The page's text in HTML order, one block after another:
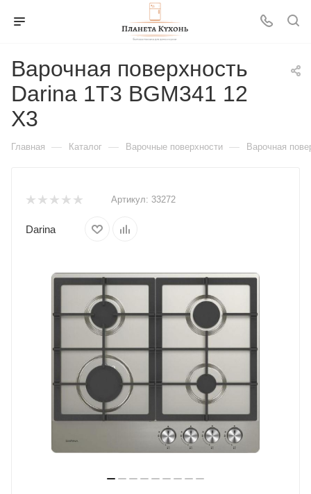
Варочная поверхность
Darina 1T3 BGM341 12
X3
Главная — Каталог — Варочные поверхности — Варочная
Артикул: 33272
Darina